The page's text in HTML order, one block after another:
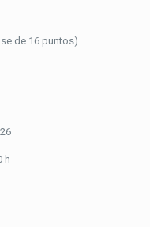
de 16 puntos)
h